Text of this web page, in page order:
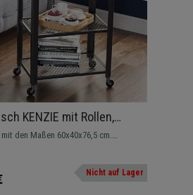
KENZIE mit Rollen,
cm,
Stil, Farbe Rustik
den Maßen 60x40x76,5 cm.
im industriellen Stil mit Rollen für
Transport.
Nicht auf Lager